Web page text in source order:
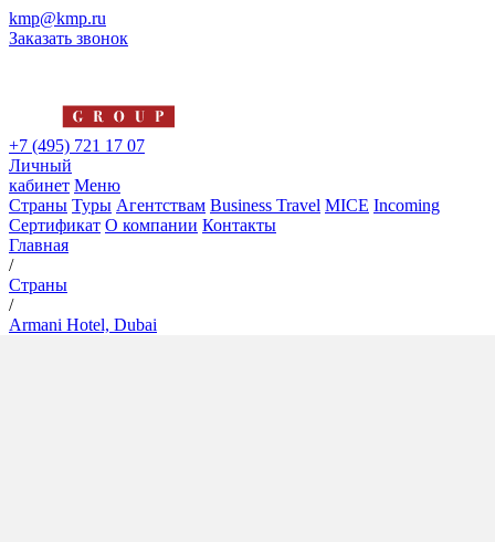
kmp@kmp.ru
Заказать звонок
+7 (495) 721 17 07
Личный
кабинет Меню
Страны Туры Агентствам Business Travel MICE Incoming
Сертификат О компании Контакты
Главная
/
Страны
/
Armani Hotel, Dubai